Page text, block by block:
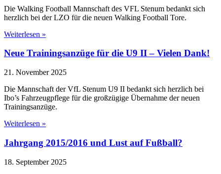
Die Walking Football Mannschaft des VFL Stenum bedankt sich
herzlich bei der LZO für die neuen Walking Football Tore.
Weiterlesen »
Neue Trainingsanzüge für die U9 II – Vielen Dank!
21. November 2025
Die Mannschaft der VfL Stenum U9 II bedankt sich herzlich bei
Ibo’s Fahrzeugpflege für die großzügige Übernahme der neuen
Trainingsanzüge.
Weiterlesen »
Jahrgang 2015/2016 und Lust auf Fußball?
18. September 2025